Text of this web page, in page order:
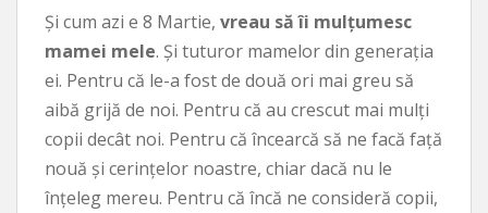
Și cum azi e 8 Martie, vreau să îi mulțumesc
mamei mele. Și tuturor mamelor din generația
ei. Pentru că le-a fost de două ori mai greu să
aibă grijă de noi. Pentru că au crescut mai mulți
copii decât noi. Pentru că încearcă să ne facă față
nouă și cerințelor noastre, chiar dacă nu le
înțeleg mereu. Pentru că încă ne consideră copii,